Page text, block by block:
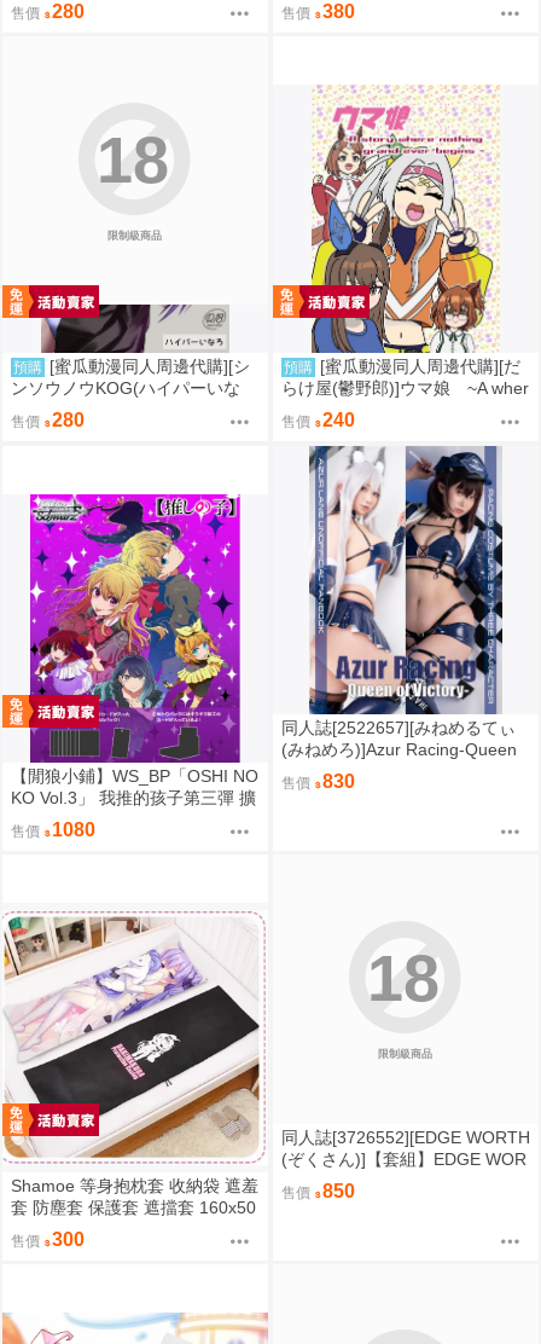
售價 280
tworks2026Summer(同人誌)
售價 380
限制級商品
18
預購 [蜜瓜動漫同人周邊代購][シ
ンソウノウKOG(ハイパーいな
ろ)]高飛車な生徒会長を●●アプ
リでワカラセてみた(同人誌)
售價 280
預購 [蜜瓜動漫同人周邊代購][だ
らけ屋(鬱野郎)]ウマ娘 ~A wher
e nothing grand ever begins~(賽
馬娘)(同人誌)
售價 240
【閒狼小鋪】WS_BP「OSHI NO
KO Vol.3」 我推的孩子第三彈 擴
售價 1080
同人誌[2522657][みねめるてぃ
(みねめろ)]Azur Racing-Queen
of Victory- (碧藍航線)
售價 830
Shamoe 等身抱枕套 收納袋 遮羞
套 防塵套 保護套 遮擋套 160x50
cm 動漫抱枕套 等身抱枕套 配件
售價 300
限制級商品
18
同人誌[3726552][EDGE WORTH
(ぞくさん)]【套組】EDGE WOR
TH「同居でひろがるおねショタ
スカイ」セット (光之美少女)
售價 850